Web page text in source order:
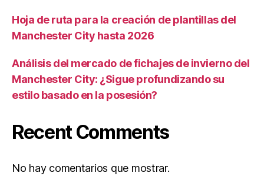
Hoja de ruta para la creación de plantillas del
Manchester City hasta 2026
Análisis del mercado de fichajes de invierno del
Manchester City: ¿Sigue profundizando su
estilo basado en la posesión?
Recent Comments
No hay comentarios que mostrar.